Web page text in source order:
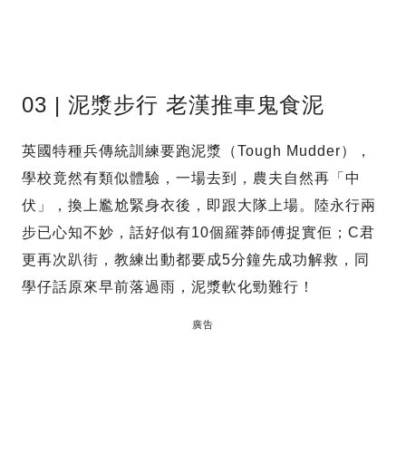
03 | 泥漿步行 老漢推車鬼食泥
英國特種兵傳統訓練要跑泥漿（Tough Mudder），
學校竟然有類似體驗，一場去到，農夫自然再「中
伏」，換上尷尬緊身衣後，即跟大隊上場。陸永行兩
步已心知不妙，話好似有10個羅莽師傅捉實佢；C君
更再次趴街，教練出動都要成5分鐘先成功解救，同
學仔話原來早前落過雨，泥漿軟化勁難行！
廣告